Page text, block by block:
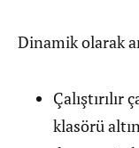
Dinamik olarak
Çalıştırılır
klasörü